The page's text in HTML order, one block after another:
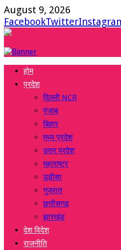
August 9, 2026
FacebookTwitter
होम
प्रदेश
दिल्ली NCR
पंजाब
बिहार
मध्य प्रदेश
उत्तर प्रदेश
महाराष्ट्र
उड़ीसा
गुजरात
छत्तीसगढ़
झारखंड
देश विदेश
राजनीति